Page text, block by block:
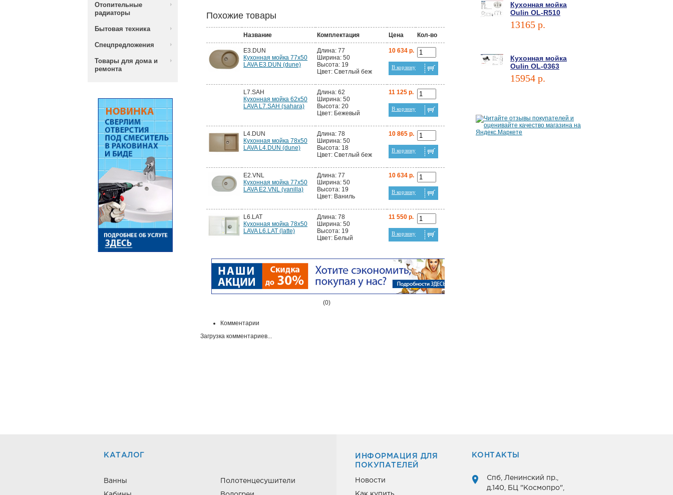
Отопительные
радиаторы
Бытовая техника
Спецпредложения
Товары для дома и
ремонта
Похожие товары
Название Комплектация Цена Кол-во
E3.DUN
Кухонная мойка 77x50
LAVA E3.DUN (dune)
Длина: 77
Ширина: 50
Высота: 19
Цвет: Светлый беж
10 634 р.
В корзину
L7.SAH
Кухонная мойка 62x50
LAVA L7.SAH (sahara)
Длина: 62
Ширина: 50
Высота: 20
Цвет: Бежевый
11 125 р.
В корзину
L4.DUN
Кухонная мойка 78x50
LAVA L4.DUN (dune)
Длина: 78
Ширина: 50
Высота: 18
Цвет: Светлый беж
10 865 р.
В корзину
E2.VNL
Кухонная мойка 77x50
LAVA E2.VNL (vanilla)
Длина: 77
Ширина: 50
Высота: 19
Цвет: Ваниль
10 634 р.
В корзину
L6.LAT
Кухонная мойка 78x50
LAVA L6.LAT (latte)
Длина: 78
Ширина: 50
Высота: 19
Цвет: Белый
11 550 р.
В корзину
(0)
Комментарии
Загрузка комментариев...
Кухонная мойка
Oulin OL-R510
13165 p.
Кухонная мойка
Oulin OL-0363
15954 p.
КАТАЛОГ
Ванны Полотенцесушители
ИНФОРМАЦИЯ ДЛЯ
ПОКУПАТЕЛЕЙ
Новости
КОНТАКТЫ
Спб, Ленинский пр.,
д.140, БЦ "Космопро",